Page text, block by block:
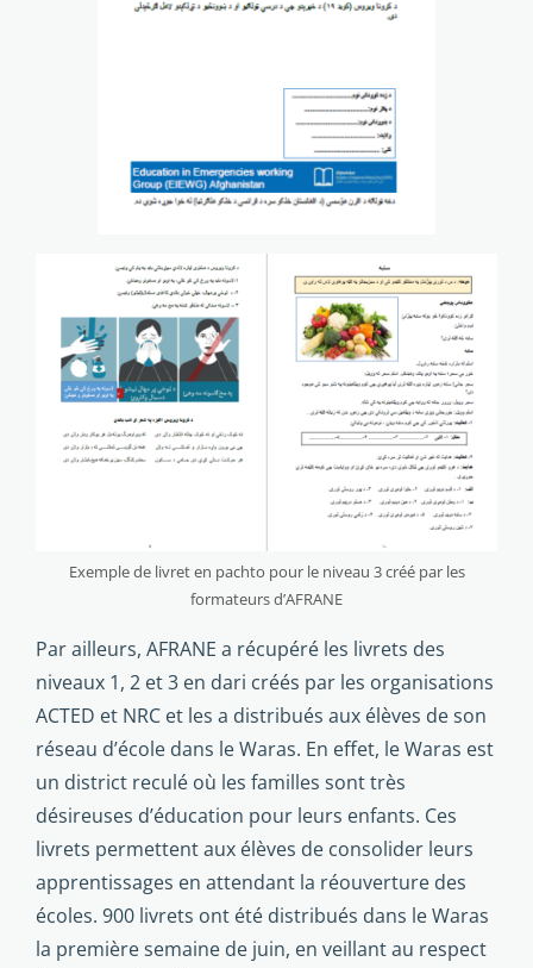
Exemple de livret en pachto pour le niveau 3 créé par les
formateurs d’AFRANE
Par ailleurs, AFRANE a récupéré les livrets des
niveaux 1, 2 et 3 en dari créés par les organisations
ACTED et NRC et les a distribués aux élèves de son
réseau d’école dans le Waras. En effet, le Waras est
un district reculé où les familles sont très
désireuses d’éducation pour leurs enfants. Ces
livrets permettent aux élèves de consolider leurs
apprentissages en attendant la réouverture des
écoles. 900 livrets ont été distribués dans le Waras
la première semaine de juin, en veillant au respect